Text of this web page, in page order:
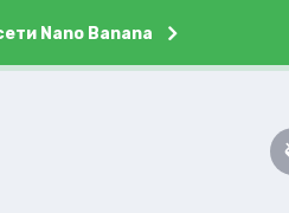
Nano Banana